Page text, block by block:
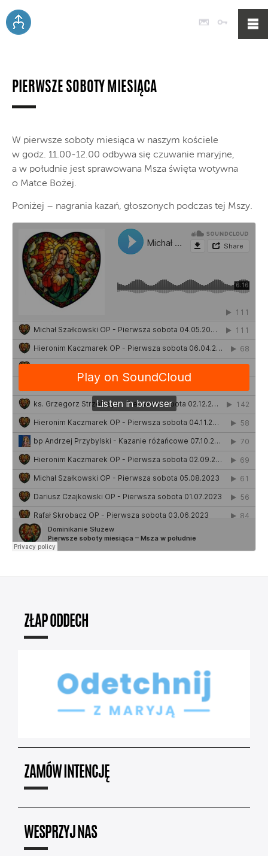
Poczta
PIERWSZE SOBOTY MIESIĄCA
W pierwsze soboty miesiąca w naszym kościele
w godz. 11.00-12.00 odbywa się czuwanie maryjne,
a w południe jest sprawowana Msza święta wotywna
o Matce Bożej.
Poniżej – nagrania kazań, głoszonych podczas tej Mszy.
ZŁAP ODDECH
ZAMÓW INTENCJĘ
WESPRZYJ NAS